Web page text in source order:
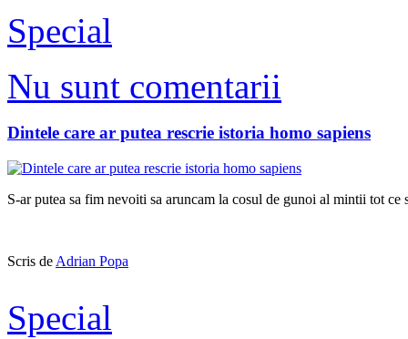
Special
Nu sunt comentarii
Dintele care ar putea rescrie istoria homo sapiens
S-ar putea sa fim nevoiti sa aruncam la cosul de gunoi al mintii tot
Scris de Adrian Popa
Special